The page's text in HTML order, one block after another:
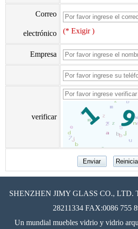
Correo
electrónico (* Exigir )
Empresa
verificar
SHENZHEN JIMY GLASS CO., LTD.
28211334 FAX:0086 755
Un mundial muebles vidrio y vidrio